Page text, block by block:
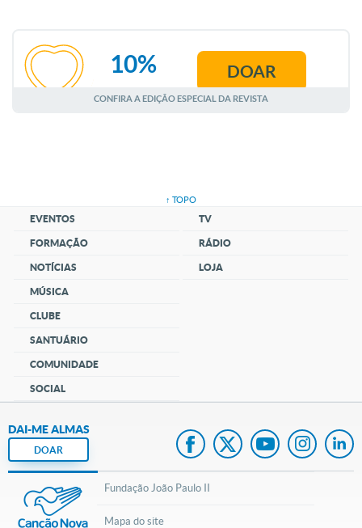
AGOSTO
10% DOAR
CONFIRA A EDIÇÃO ESPECIAL DA REVISTA
↑ TOPO
EVENTOS
FORMAÇÃO
NOTÍCIAS
MÚSICA
CLUBE
SANTUÁRIO
COMUNIDADE
SOCIAL
TV
RÁDIO
LOJA
DAI-ME ALMAS
DOAR
Fundação João Paulo II
Mapa do site